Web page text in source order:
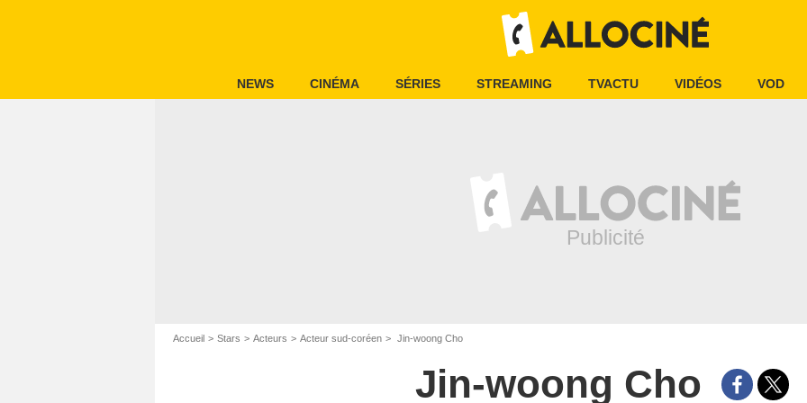
NEWS CINÉMA SÉRIES STREAMING TVACTU VIDÉOS VOD
Accueil Stars Acteurs Acteur sud-coréen Jin-woong Cho
Jin-woong Cho